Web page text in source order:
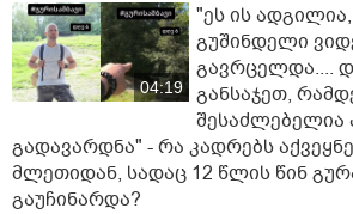
04:19
"ეს ის
გუშინდელი
გავრცელდა....
განსაჯეთ,
შესაძლებელია
გადავარდნა" - რა კადრებს
მლეთიდან, სადაც 12 წლის წინ
გაუჩინარდა?